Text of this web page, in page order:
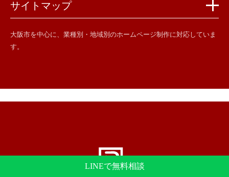
サイトマップ
大阪市を中心に、業種別・地域別のホームページ制作に対応していま
す。
LINEで無料相談